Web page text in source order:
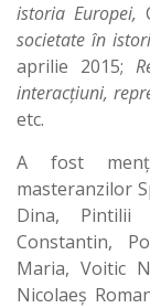
istoria Europei,
societate în
aprilie 2015;
interacțiuni,
etc.
A fost
masteranzilor
Dina, Pintilii
Constantin,
Maria, Voitic
Nicolaeș